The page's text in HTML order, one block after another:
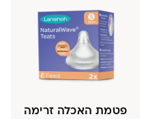
פטמת האכלה זרימה